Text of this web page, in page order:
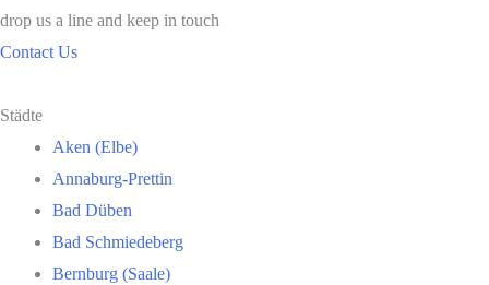
drop us a line and keep in touch
Contact Us
Städte
Aken (Elbe)
Annaburg-Prettin
Bad Düben
Bad Schmiedeberg
Bernburg (Saale)